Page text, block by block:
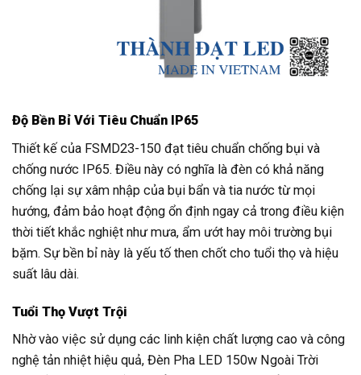
Độ Bền Bỉ Với Tiêu Chuẩn IP65
Thiết kế của FSMD23-150 đạt tiêu chuẩn chống bụi và
chống nước IP65. Điều này có nghĩa là đèn có khả năng
chống lại sự xâm nhập của bụi bẩn và tia nước từ mọi
hướng, đảm bảo hoạt động ổn định ngay cả trong điều kiện
thời tiết khắc nghiệt như mưa, ẩm ướt hay môi trường bụi
bặm. Sự bền bỉ này là yếu tố then chốt cho tuổi thọ và hiệu
suất lâu dài.
Tuổi Thọ Vượt Trội
Nhờ vào việc sử dụng các linh kiện chất lượng cao và công
nghệ tản nhiệt hiệu quả, Đèn Pha LED 150w Ngoài Trời